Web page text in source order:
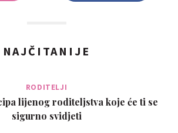
NAJČITANIJE
RODITELJI
lijenog roditeljstva koje će ti se
sigurno svidjeti